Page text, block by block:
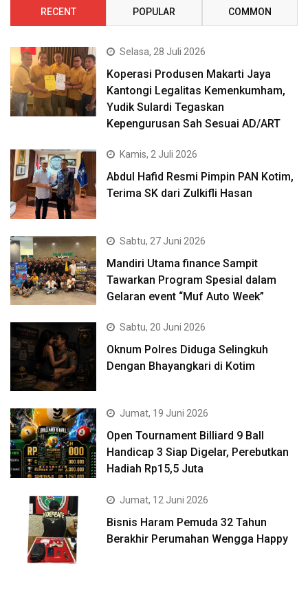
RECENT POPULAR COMMON
Selasa, 28 Juli 2026
Koperasi Produsen Makarti Jaya
Kantongi Legalitas Kemenkumham,
Yudik Sulardi Tegaskan
Kepengurusan Sah Sesuai AD/ART
Kamis, 2 Juli 2026
Abdul Hafid Resmi Pimpin PAN Kotim,
Terima SK dari Zulkifli Hasan
Sabtu, 27 Juni 2026
Mandiri Utama finance Sampit
Tawarkan Program Spesial dalam
Gelaran event “Muf Auto Week”
Sabtu, 20 Juni 2026
Oknum Polres Diduga Selingkuh
Dengan Bhayangkari di Kotim
Jumat, 19 Juni 2026
Open Tournament Billiard 9 Ball
Handicap 3 Siap Digelar, Perebutkan
Hadiah Rp15,5 Juta
Jumat, 12 Juni 2026
Bisnis Haram Pemuda 32 Tahun
Berakhir Perumahan Wengga Happy